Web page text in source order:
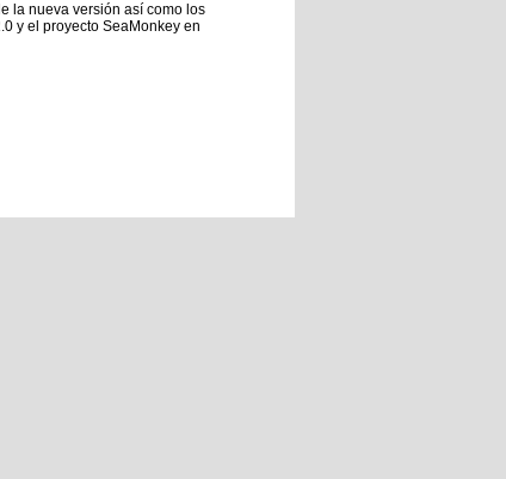
la nueva versión así como los
y el proyecto SeaMonkey en